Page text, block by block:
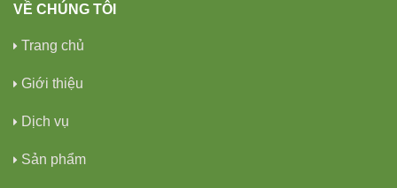
VỀ CHÚNG TÔI
Trang chủ
Giới thiệu
Dịch vụ
Sản phẩm